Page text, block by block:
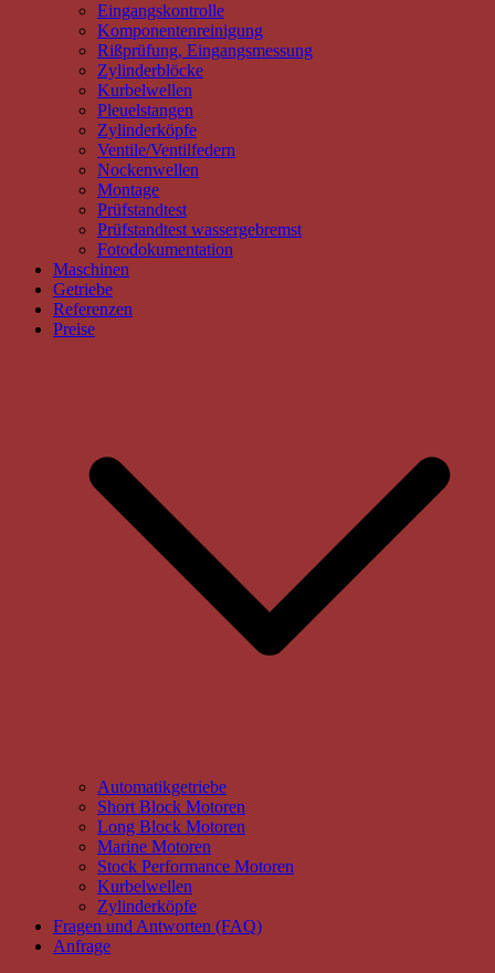
Eingangskontrolle
Komponentenreinigung
Rißprüfung, Eingangsmessung
Zylinderblöcke
Kurbelwellen
Pleuelstangen
Zylinderköpfe
Ventile/Ventilfedern
Nockenwellen
Montage
Prüfstandtest
Prüfstandtest wassergebremst
Fotodokumentation
Maschinen
Getriebe
Referenzen
Preise
Automatikgetriebe
Short Block Motoren
Long Block Motoren
Marine Motoren
Stock Performance Motoren
Kurbelwellen
Zylinderköpfe
Fragen und Antworten (FAQ)
Anfrage